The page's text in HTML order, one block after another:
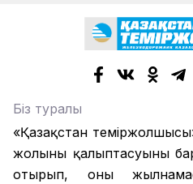
Біз туралы
«Қазақстан
жолының қалыптасуының
отырып, оның